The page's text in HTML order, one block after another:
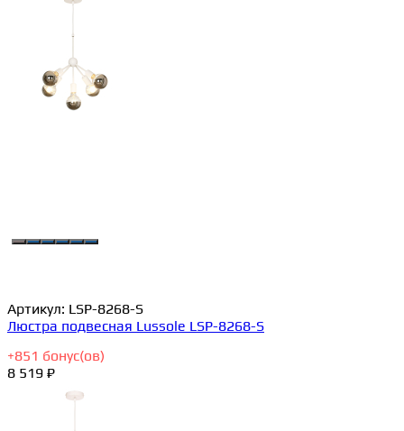
Артикул: LSP-8268-S
Люстра подвесная Lussole LSP-8268-S
+851 бонус(ов)
8 519 ₽